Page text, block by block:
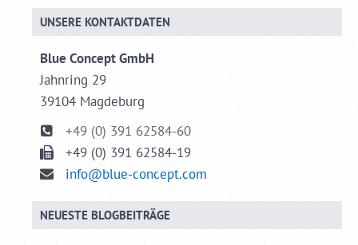
UNSERE KONTAKTDATEN
Blue Concept GmbH
Jahnring 29
39104 Magdeburg
+49 (0) 391 62584-60
+49 (0) 391 62584-19
info@blue-concept.com
NEUESTE BLOGBEITRÄGE